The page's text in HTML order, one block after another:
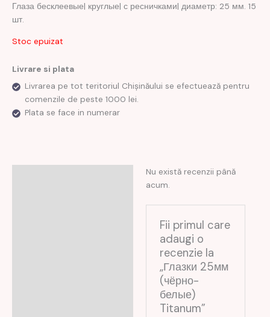
Глаза бесклеевые| круглые| с ресничками| диаметр: 25 мм. 15
шт.
Stoc epuizat
Livrare si plata
Livrarea pe tot teritoriul Chișinăului se efectuează pentru
comenzile de peste 1000 lei.
Plata se face in numerar
Nu există recenzii până
acum.
Fii primul care
adaugi o
recenzie la
„Глазки 25мм
(чёрно-
белые)
Titanum”